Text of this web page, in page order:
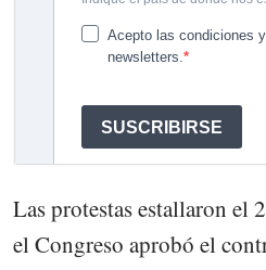
Las protestas estallaron el
el Congreso aprobó el